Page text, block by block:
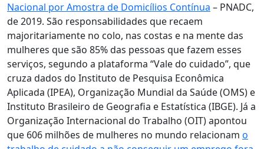
Nacional por Amostra de Domicílios Contínua – PNADC,
de 2019. São responsabilidades que recaem
majoritariamente no colo, nas costas e na mente das
mulheres que são 85% das pessoas que fazem esses
serviços, segundo a plataforma “Vale do cuidado”, que
cruza dados do Instituto de Pesquisa Econômica
Aplicada (IPEA), Organização Mundial da Saúde (OMS) e
Instituto Brasileiro de Geografia e Estatística (IBGE). Já a
Organização Internacional do Trabalho (OIT) apontou
que 606 milhões de mulheres no mundo relacionam o